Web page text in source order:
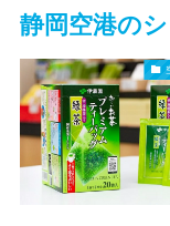
静岡空港の